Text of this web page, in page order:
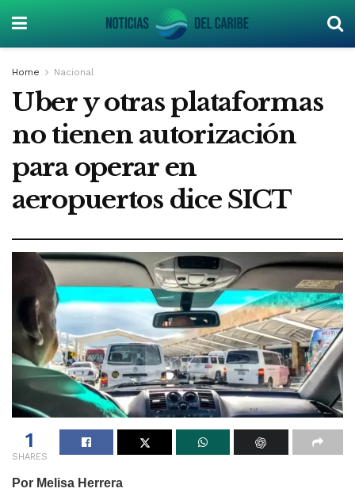
Home Nacional
Uber y otras plataformas
no tienen autorización
para operar en
aeropuertos dice SICT
1
SHARES
Por Melisa Herrera